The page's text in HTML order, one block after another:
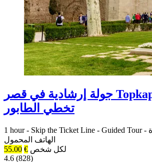
جولة إرشادية في قصر Topkapi مع تذكرة
تخطي الطابور
1 hour - Skip the Ticket Line - Guided Tour -
الهاتف المحمول
لكل شخص €
55.00
4.6 (828)